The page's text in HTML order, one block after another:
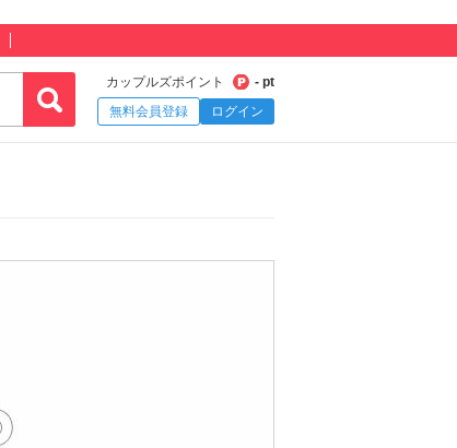
カップルズポイント
- pt
無料会員登録
ログイン